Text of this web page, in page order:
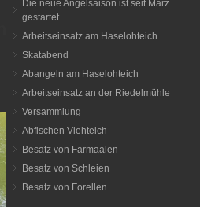
Die neue Angelsaison ist seit März
gestartet
Arbeitseinsatz am Haselohteich
Skatabend
Abangeln am Haselohteich
Arbeitseinsatz an der Riedelmühle
Versammlung
Abfischen Viehteich
Besatz von Farmaalen
Besatz von Schleien
Besatz von Forellen